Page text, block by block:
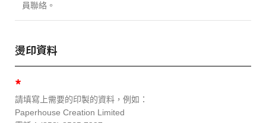
員聯絡。
燙印資料
*
請填寫上需要的印製的資料，例如：
Paperhouse Creation Limited